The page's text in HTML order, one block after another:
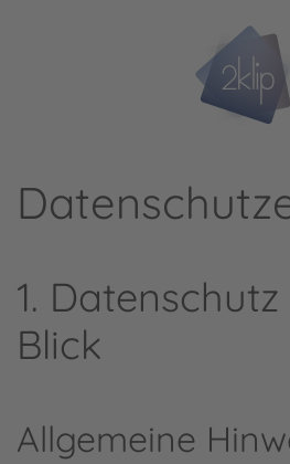
Zum Hauptinhalt springen
1.
Blick
Allgemeine